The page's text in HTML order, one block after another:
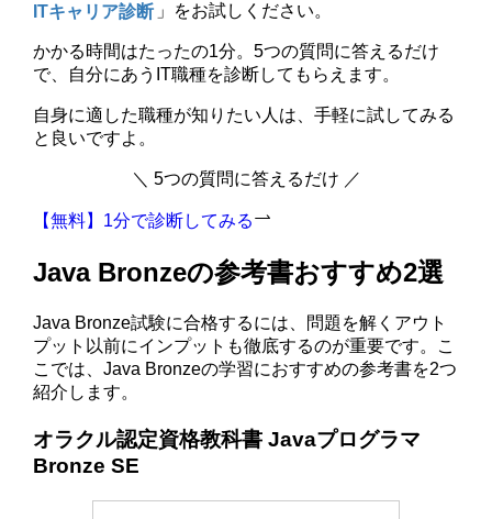
ITキャリア診断 」をお試しください。
かかる時間はたったの1分。5つの質問に答えるだけ
で、自分にあうIT職種を診断してもらえます。
自身に適した職種が知りたい人は、手軽に試してみる
と良いですよ。
＼ 5つの質問に答えるだけ ／
【無料】1分で診断してみる
Java Bronzeの参考書おすすめ2選
Java Bronze試験に合格するには、問題を解くアウト
プット以前にインプットも徹底するのが重要です。こ
こでは、Java Bronzeの学習におすすめの参考書を2つ
紹介します。
オラクル認定資格教科書 Javaプログラマ
Bronze SE